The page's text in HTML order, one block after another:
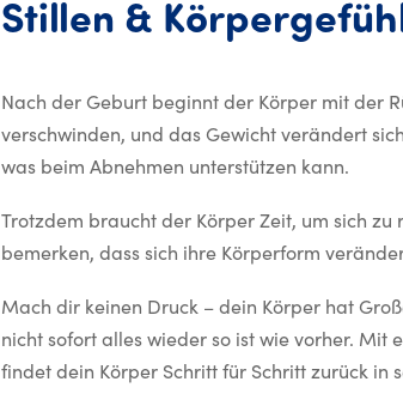
Stillen &
Nach der Geburt beginnt der Körper mit der
verschwinden, und das Gewicht verändert
was beim Abnehmen unterstützen kann.
Trotzdem braucht der Körper Zeit, um sich
bemerken, dass sich ihre Körperform
Mach dir keinen Druck – dein Körper hat
nicht sofort alles wieder so ist wie vorher. Mit
findet dein Körper Schritt für Schritt zurück in